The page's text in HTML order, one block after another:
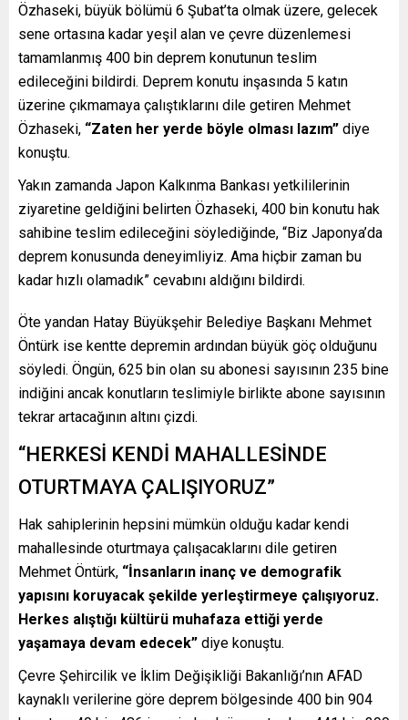
Özhaseki, büyük bölümü 6 Şubat’ta olmak üzere, gelecek
sene ortasına kadar yeşil alan ve çevre düzenlemesi
tamamlanmış 400 bin deprem konutunun teslim
edileceğini bildirdi. Deprem konutu inşasında 5 katın
üzerine çıkmamaya çalıştıklarını dile getiren Mehmet
Özhaseki, “Zaten her yerde böyle olması lazım” diye
konuştu.
Yakın zamanda Japon Kalkınma Bankası yetkililerinin
ziyaretine geldiğini belirten Özhaseki, 400 bin konutu hak
sahibine teslim edileceğini söylediğinde, “Biz Japonya’da
deprem konusunda deneyimliyiz. Ama hiçbir zaman bu
kadar hızlı olamadık” cevabını aldığını bildirdi.
Öte yandan Hatay Büyükşehir Belediye Başkanı Mehmet
Öntürk ise kentte depremin ardından büyük göç olduğunu
söyledi. Öngün, 625 bin olan su abonesi sayısının 235 bine
indiğini ancak konutların teslimiyle birlikte abone sayısının
tekrar artacağının altını çizdi.
“HERKESİ KENDİ MAHALLESİNDE
OTURTMAYA ÇALIŞIYORUZ”
Hak sahiplerinin hepsini mümkün olduğu kadar kendi
mahallesinde oturtmaya çalışacaklarını dile getiren
Mehmet Öntürk, “İnsanların inanç ve demografik
yapısını koruyacak şekilde yerleştirmeye çalışıyoruz.
Herkes alıştığı kültürü muhafaza ettiği yerde
yaşamaya devam edecek” diye konuştu.
Çevre Şehircilik ve İklim Değişikliği Bakanlığı’nın AFAD
kaynaklı verilerine göre deprem bölgesinde 400 bin 904